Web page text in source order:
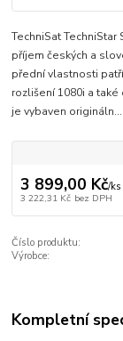
TechniSat
příjem českých a
přední vlastnosti
rozlišení 1080i a
je vybaven origináln...
3 899,00 Kč/ks
3 222,31 Kč bez DPH
Číslo produktu:
Výrobce:
Kompletní